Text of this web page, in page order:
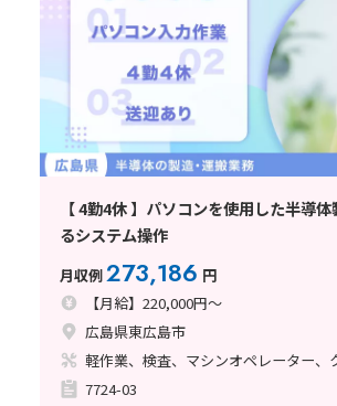
【 4勤4休 】パソコンを使用した半導
るシステム操作
月収例273,186 円
【月給】220,000円～
広島県東広島市
7724-03